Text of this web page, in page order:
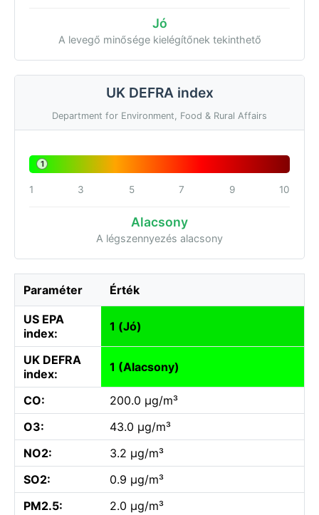
Jó
A levegő minősége kielégítőnek tekinthető
UK DEFRA index
Department for Environment, Food & Rural Affairs
1
1 3 5 7 9 10
Alacsony
A légszennyezés alacsony
Paraméter Érték
US EPA
index:
1 (Jó)
UK DEFRA
index:
1 (Alacsony)
CO:
200.0 µg/m³
O3:
43.0 µg/m³
NO2:
3.2 µg/m³
SO2:
0.9 µg/m³
PM2.5:
2.0 µg/m³